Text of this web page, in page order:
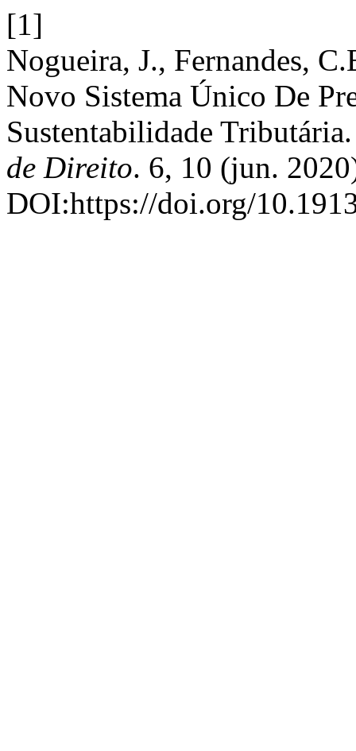
[1]
Nogueira, J., Fernandes,
Novo Sistema Único De
Sustentabilidade
de Direito. 6, 10 (jun.
DOI:https://doi.org/